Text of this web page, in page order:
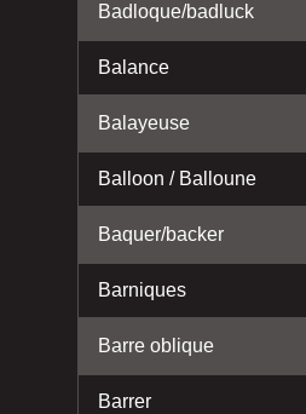
Badloque/badluck
Balance
Balayeuse
Balloon / Balloune
Baquer/backer
Barniques
Barre oblique
Barrer